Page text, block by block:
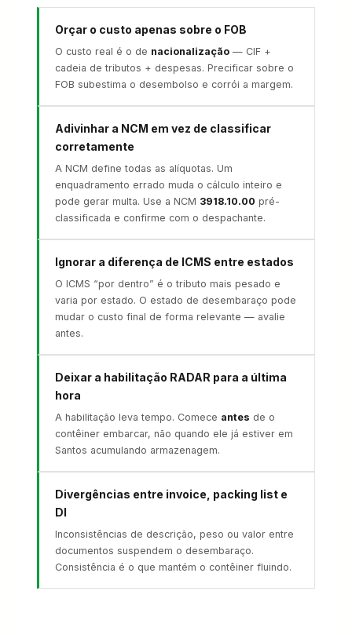
Orçar o custo apenas sobre o FOB
O custo real é o de nacionalização — CIF +
cadeia de tributos + despesas. Precificar sobre o
FOB subestima o desembolso e corrói a margem.
Adivinhar a NCM em vez de classificar
corretamente
A NCM define todas as alíquotas. Um
enquadramento errado muda o cálculo inteiro e
pode gerar multa. Use a NCM 3918.10.00 pré-
classificada e confirme com o despachante.
Ignorar a diferença de ICMS entre estados
O ICMS “por dentro” é o tributo mais pesado e
varia por estado. O estado de desembaraço pode
mudar o custo final de forma relevante — avalie
antes.
Deixar a habilitação RADAR para a última
hora
A habilitação leva tempo. Comece antes de o
contêiner embarcar, não quando ele já estiver em
Santos acumulando armazenagem.
Divergências entre invoice, packing list e
DI
Inconsistências de descrição, peso ou valor entre
documentos suspendem o desembaraço.
Consistência é o que mantém o contêiner fluindo.